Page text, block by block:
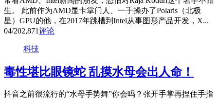
生。 此前作为AMD显卡掌门人、一手操办了Polaris（北极
星）GPU的他，在2017年跳槽到Intel从事图形产品开发，X...
04/202,871评论
科技
毒性堪比眼镜蛇 乱摸水母会出人命！
抖音之前很流行的“水母手势舞”你会吗？张开手掌再捏住手指